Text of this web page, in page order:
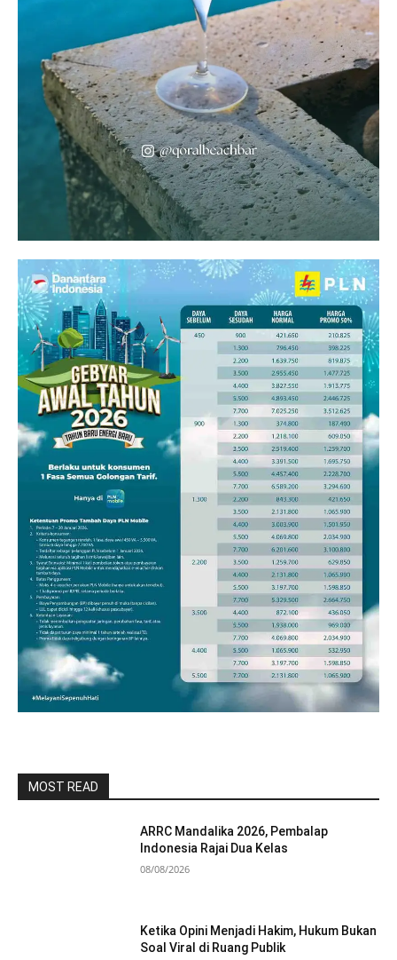
MOST READ
ARRC Mandalika 2026, Pembalap
Indonesia Rajai Dua Kelas
08/08/2026
Ketika Opini Menjadi Hakim, Hukum Bukan
Soal Viral di Ruang Publik